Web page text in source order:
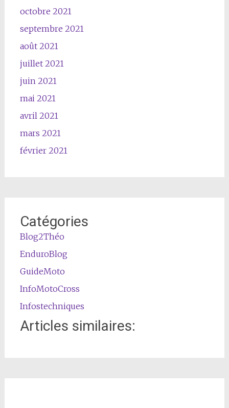
octobre 2021
septembre 2021
août 2021
juillet 2021
juin 2021
mai 2021
avril 2021
mars 2021
février 2021
Catégories
Blog2Théo
EnduroBlog
GuideMoto
InfoMotoCross
Infostechniques
Articles similaires: